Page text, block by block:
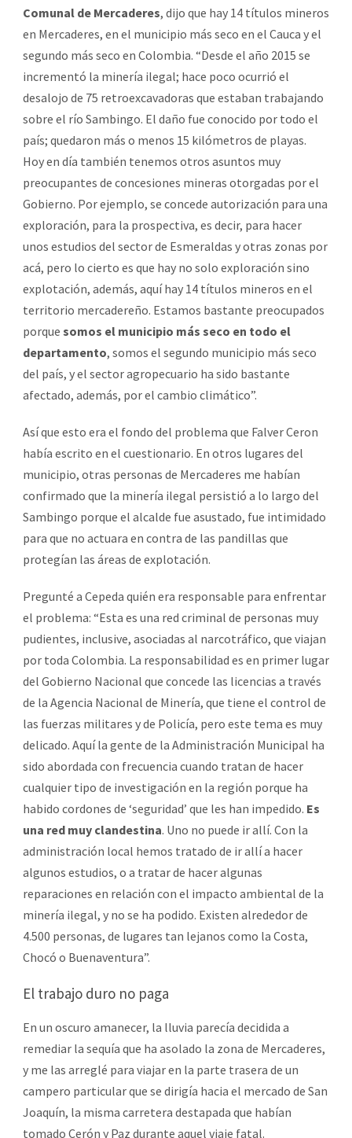
Comunal de Mercaderes, dijo que hay 14 títulos mineros
en Mercaderes, en el municipio más seco en el Cauca y el
segundo más seco en Colombia. “Desde el año 2015 se
incrementó la minería ilegal; hace poco ocurrió el
desalojo de 75 retroexcavadoras que estaban trabajando
sobre el río Sambingo. El daño fue conocido por todo el
país; quedaron más o menos 15 kilómetros de playas.
Hoy en día también tenemos otros asuntos muy
preocupantes de concesiones mineras otorgadas por el
Gobierno. Por ejemplo, se concede autorización para una
exploración, para la prospectiva, es decir, para hacer
unos estudios del sector de Esmeraldas y otras zonas por
acá, pero lo cierto es que hay no solo exploración sino
explotación, además, aquí hay 14 títulos mineros en el
territorio mercadereño. Estamos bastante preocupados
porque somos el municipio más seco en todo el
departamento, somos el segundo municipio más seco
del país, y el sector agropecuario ha sido bastante
afectado, además, por el cambio climático”.
Así que esto era el fondo del problema que Falver Ceron
había escrito en el cuestionario. En otros lugares del
municipio, otras personas de Mercaderes me habían
confirmado que la minería ilegal persistió a lo largo del
Sambingo porque el alcalde fue asustado, fue intimidado
para que no actuara en contra de las pandillas que
protegían las áreas de explotación.
Pregunté a Cepeda quién era responsable para enfrentar
el problema: “Esta es una red criminal de personas muy
pudientes, inclusive, asociadas al narcotráfico, que viajan
por toda Colombia. La responsabilidad es en primer lugar
del Gobierno Nacional que concede las licencias a través
de la Agencia Nacional de Minería, que tiene el control de
las fuerzas militares y de Policía, pero este tema es muy
delicado. Aquí la gente de la Administración Municipal ha
sido abordada con frecuencia cuando tratan de hacer
cualquier tipo de investigación en la región porque ha
habido cordones de ‘seguridad’ que les han impedido. Es
una red muy clandestina. Uno no puede ir allí. Con la
administración local hemos tratado de ir allí a hacer
algunos estudios, o a tratar de hacer algunas
reparaciones en relación con el impacto ambiental de la
minería ilegal, y no se ha podido. Existen alrededor de
4.500 personas, de lugares tan lejanos como la Costa,
Chocó o Buenaventura”.
El trabajo duro no paga
En un oscuro amanecer, la lluvia parecía decidida a
remediar la sequía que ha asolado la zona de Mercaderes,
y me las arreglé para viajar en la parte trasera de un
campero particular que se dirigía hacia el mercado de San
Joaquín, la misma carretera destapada que habían
tomado Cerón y Paz durante aquel viaje fatal.